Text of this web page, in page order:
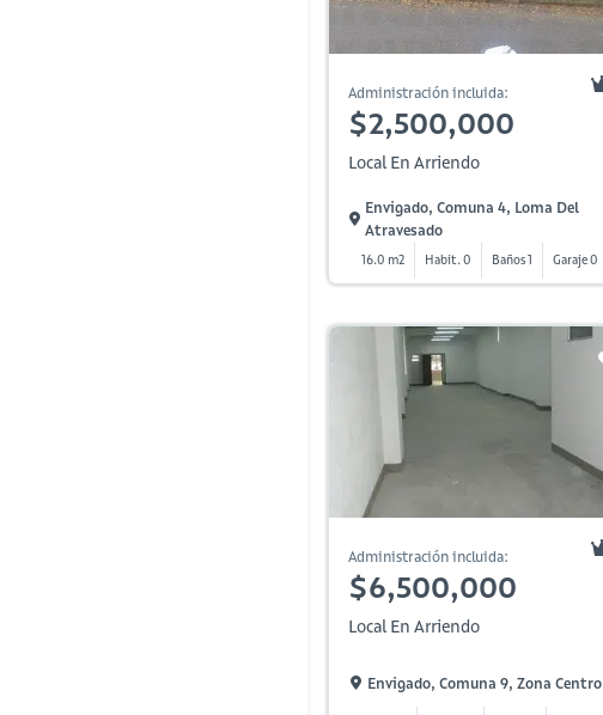
Administración incluida:
$2,500,000
Local En Arriendo
Envigado, Comuna 4, Loma Del
Atravesado
16.0 m2 Habit. 0 Baños 1 Garaje 0
Administración incluida:
$6,500,000
Local En Arriendo
Envigado, Comuna 9, Zona Centro